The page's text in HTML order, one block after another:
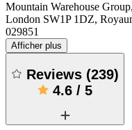
Mountain Warehouse
London SW1P 1DZ,
029851
Afficher plus
Reviews (239)
4.6 / 5